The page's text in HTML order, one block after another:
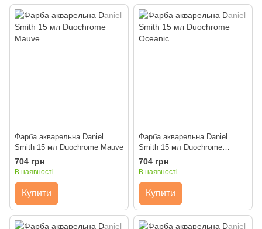
Фарба акварельна Daniel
Smith 15 мл Duochrome Mauve
704 грн
В наявності
Купити
Фарба акварельна Daniel
Smith 15 мл Duochrome
Oceanic
704 грн
В наявності
Купити